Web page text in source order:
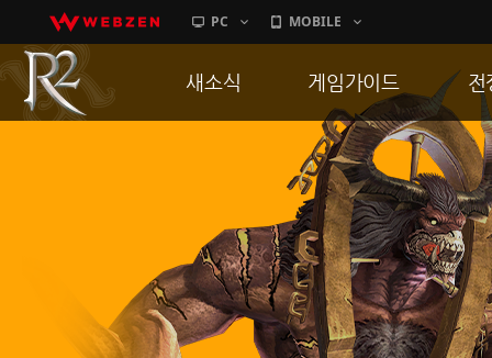
PC MOBILE
새소식
이벤트
히스토리
PC방으로간다
게임가이드
게임 특징
서버가이드
신병훈련소
세부가이드
통합보급센터
전
통
공